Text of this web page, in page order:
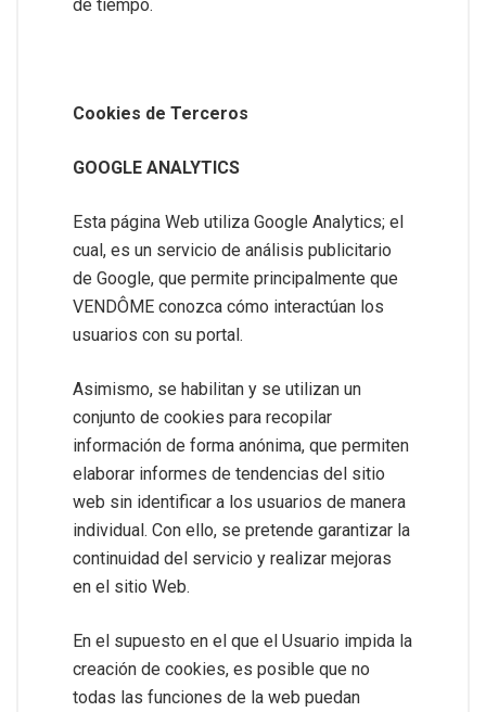
de tiempo.
Cookies de Terceros
GOOGLE ANALYTICS
Esta página Web utiliza Google Analytics; el
cual, es un servicio de análisis publicitario
de Google, que permite principalmente que
VENDÔME conozca cómo interactúan los
usuarios con su portal.
Asimismo, se habilitan y se utilizan un
conjunto de cookies para recopilar
información de forma anónima, que permiten
elaborar informes de tendencias del sitio
web sin identificar a los usuarios de manera
individual. Con ello, se pretende garantizar la
continuidad del servicio y realizar mejoras
en el sitio Web.
En el supuesto en el que el Usuario impida la
creación de cookies, es posible que no
todas las funciones de la web puedan